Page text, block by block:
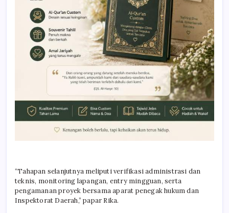
“Tahapan selanjutnya meliputi verifikasi administrasi dan
teknis, monitoring lapangan, entry mingguan, serta
pengamanan proyek bersama aparat penegak hukum dan
Inspektorat Daerah,” papar Rika.